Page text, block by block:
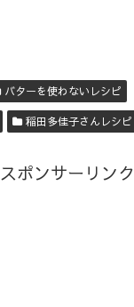
バターを使わないレシピ
稲田多佳子さんレシピ
スポンサーリンク